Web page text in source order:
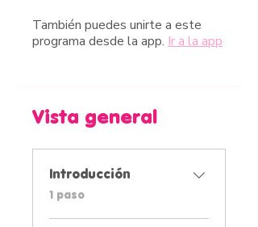
También puedes unirte a este
programa desde la app. Ir a la app
Vista general
Introducción
.
1 paso